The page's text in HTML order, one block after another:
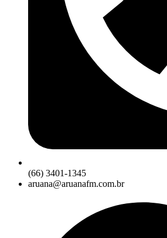
(66) 3401-1345
aruana@aruanafm.com.br